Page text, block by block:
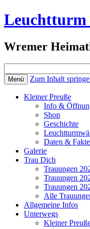
Leuchtturm
Wremer
nach:
Menü Zum Inhalt
Kleiner Preuße
Info &
Shop
Geschichte
Daten &
Galerie
Trau Dich
Trauungen
Trauungen
Trauungen
Alle
Allgemeine Infos
Unterwegs
Kleiner